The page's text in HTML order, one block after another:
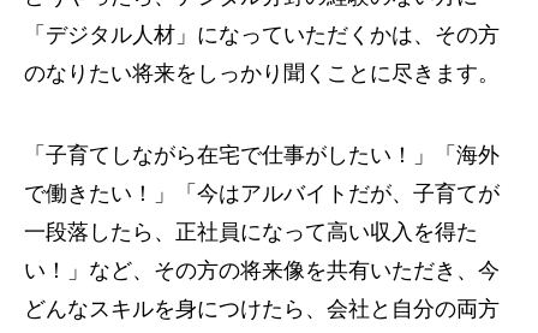
「デジタル人材」になっていただくかは、その方
のなりたい将来をしっかり聞くことに尽きます。
「子育てしながら在宅で仕事がしたい！」「海外
で働きたい！」「今はアルバイトだが、子育てが
一段落したら、正社員になって高い収入を得た
い！」など、その方の将来像を共有いただき、今
どんなスキルを身につけたら、会社と自分の両方